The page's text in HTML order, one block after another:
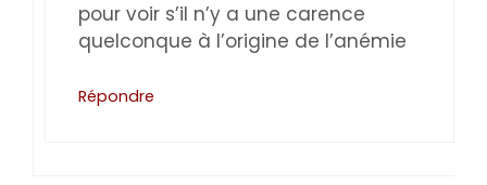
pour voir s’il n’y a une carence
quelconque à l’origine de l’anémie
Répondre